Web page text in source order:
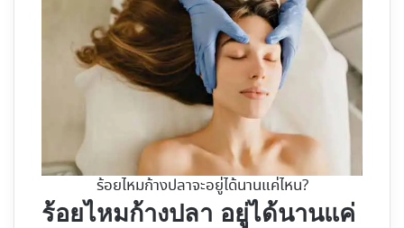
ร้อยไหมก้างปลาจะอยู่ได้นานแค่ไหน?
ร้อยไหมก้างปลา อยู่ได้นานแค่